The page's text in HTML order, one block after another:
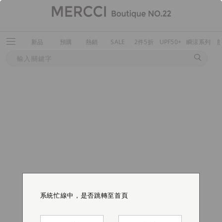
新品 預購 熱銷 SALE 2件5折 UPF50+ 瞬涼系列
系統忙線中，是否跳轉至首頁
系統忙線中，是否跳轉至首頁
系統忙線中，是否跳轉至首頁
系統忙線中，是否跳轉至首頁
系統忙線中，是否跳轉至首頁